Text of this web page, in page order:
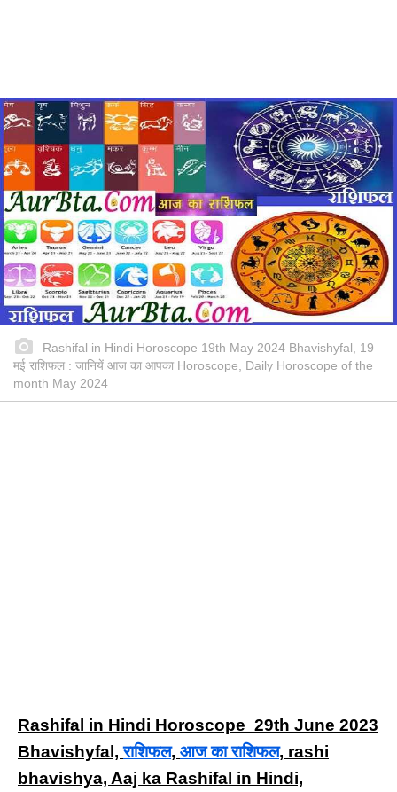
Rashifal in Hindi Horoscope 19th May 2024 Bhavishyfal, 19
मई राशिफल : जानियें आज का आपका Horoscope, Daily Horoscope of the
month May 2024
Rashifal in Hindi Horoscope 29th June 2023
Bhavishyfal,राशिफल, आज का राशिफल, rashi
bhavishya, Aaj ka Rashifal in Hindi,